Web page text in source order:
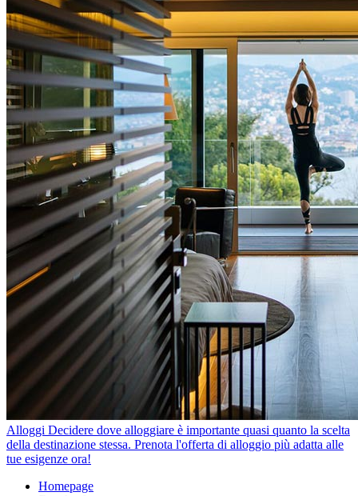
Alloggi Decidere dove alloggiare è importante quasi quanto la scelta
della destinazione stessa. Prenota l'offerta di alloggio più adatta alle
tue esigenze ora!
Homepage